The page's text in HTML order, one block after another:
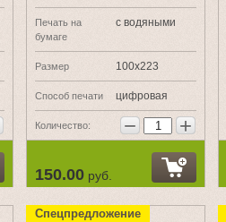
Печать на
бумаге
с водяными
Размер 100х223
Способ печати цифровая
Количество: − +
150.00 руб.
Спецпредложение